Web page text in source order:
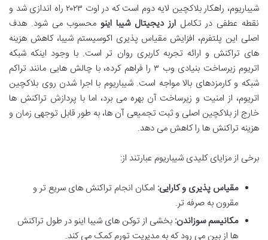
شیباریوم، راهکار بلاکچین لایه دوم است که در اوت ۲۰۲۳ راه اندازی شد و
نقطه عطفی در تکاملارز دیجیتال شیبا اینو محسوب می شود. هدف
اصلی این پلتفرم، افزایش مقیاس پذیری اکوسیستم شیبا، کاهش هزینه
های تراکنش و ارائه تجربه کاربری روان تر است. با وجود اینکه شبکه
اتریوم زیرساخت بنیادی وب ۳ را فراهم کرده، با چالش هایی مانند تراکم
شبکه و کارمزدهای بالا مواجه است. شیباریوم با اجرا شدن روی بلاکچین
اتریوم، از امنیت و زیرساخت آن بهره می برد، اما با پردازش تراکنش ها
خارج از بلاکچین اصلی و ثبت تجمیعی آن ها، به طور قابل توجهی زمان و
هزینه تراکنش ها را کاهش می دهد.
برخی از مزایای کلیدی شیباریوم عبارتند از:
مقیاس پذیری و کارایی: امکان انجام تراکنش های سریع تر و
مقرون به صرفه تر.
مکانیسم سوزاندن: بخشی از توکن های شیبا اینو در طول تراکنش
ها از بین می رود که به مدیریت تورم کمک می کند.